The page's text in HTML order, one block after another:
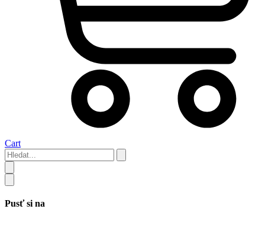
Cart
Hledat...
Pusť si na